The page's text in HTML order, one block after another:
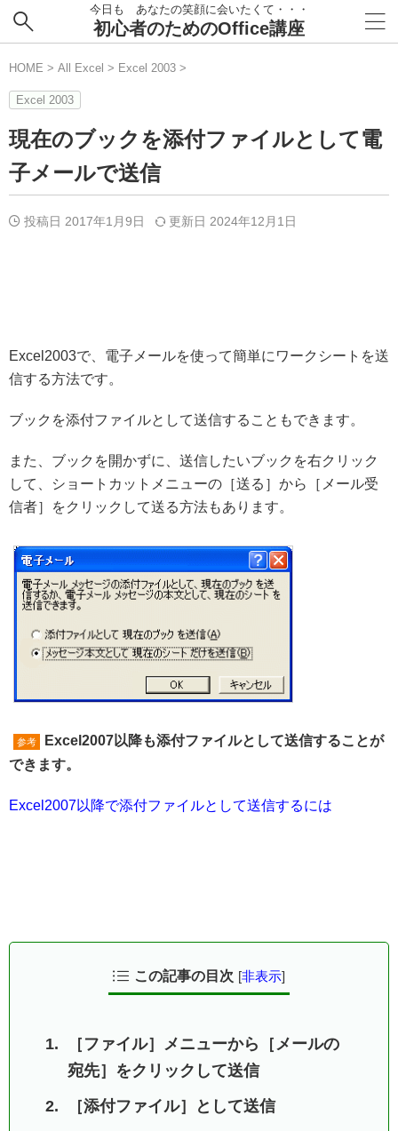
今日も あなたの笑顔に会いたくて・・・
初心者のためのOffice講座
HOME > All Excel > Excel 2003 >
Excel 2003
現在のブックを添付ファイルとして電
子メールで送信
投稿日 2017年1月9日 更新日 2024年12月1日
Excel2003で、電子メールを使って簡単にワークシートを送
信する方法です。
ブックを添付ファイルとして送信することもできます。
また、ブックを開かずに、送信したいブックを右クリック
して、ショートカットメニューの［送る］から［メール受
信者］をクリックして送る方法もあります。
参考
Excel2007以降も添付ファイルとして送信することが
できます。
Excel2007以降で添付ファイルとして送信するには
この記事の目次 [非表示]
［ファイル］メニューから［メールの
宛先］をクリックして送信
［添付ファイル］として送信